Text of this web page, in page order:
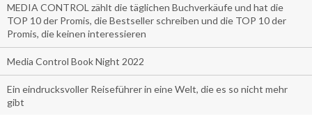
MEDIA CONTROL zählt die täglichen Buchverkäufe und hat die
TOP 10 der Promis, die Bestseller schreiben und die TOP 10 der
Promis, die keinen interessieren
Media Control Book Night 2022
Ein eindrucksvoller Reiseführer in eine Welt, die es so nicht mehr
gibt